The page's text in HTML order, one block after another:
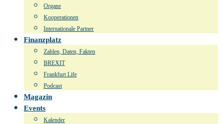
Organe
Kooperationen
Internationale Partner
Finanzplatz
Zahlen, Daten, Fakten
BREXIT
Frankfurt Life
Podcast
Magazin
Events
Kalender